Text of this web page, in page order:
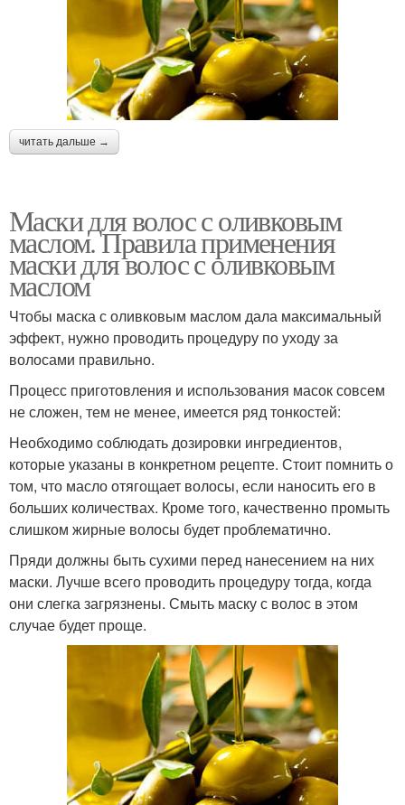
читать дальше →
Маски для волос с оливковым
маслом. Правила применения
маски для волос с оливковым
маслом
Чтобы маска с оливковым маслом дала максимальный
эффект, нужно проводить процедуру по уходу за
волосами правильно.
Процесс приготовления и использования масок совсем
не сложен, тем не менее, имеется ряд тонкостей:
Необходимо соблюдать дозировки ингредиентов,
которые указаны в конкретном рецепте. Стоит помнить о
том, что масло отягощает волосы, если наносить его в
больших количествах. Кроме того, качественно промыть
слишком жирные волосы будет проблематично.
Пряди должны быть сухими перед нанесением на них
маски. Лучше всего проводить процедуру тогда, когда
они слегка загрязнены. Смыть маску с волос в этом
случае будет проще.